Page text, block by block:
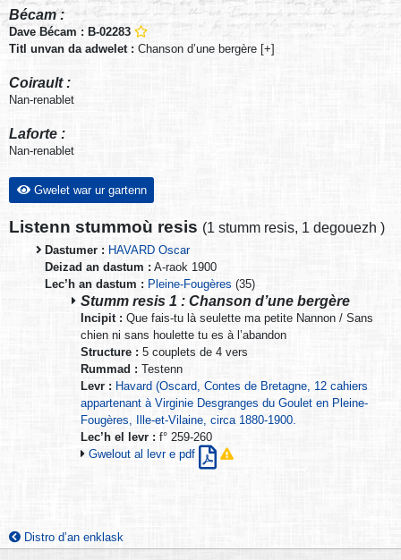
Bécam :
Dave Bécam : B-02283
Titl unvan da adwelet : Chanson d’une bergère [+]
Coirault :
Nan-renablet
Laforte :
Nan-renablet
Gwelet war ur gartenn
Listenn stummoù resis (1 stumm resis, 1 degouezh )
Dastumer : HAVARD Oscar
Deizad an dastum : A-raok 1900
Lec’h an dastum : Pleine-Fougères (35)
Stumm resis 1 : Chanson d’une bergère
Incipit : Que fais-tu là seulette ma petite Nannon / Sans
chien ni sans houlette tu es à l’abandon
Structure : 5 couplets de 4 vers
Rummad : Testenn
Levr : Havard (Oscard, Contes de Bretagne, 12 cahiers
appartenant à Virginie Desgranges du Goulet en Pleine-
Fougères, Ille-et-Vilaine, circa 1880-1900.
Lec’h el levr : f° 259-260
Gwelout al levr e pdf
Distro d’an enklask